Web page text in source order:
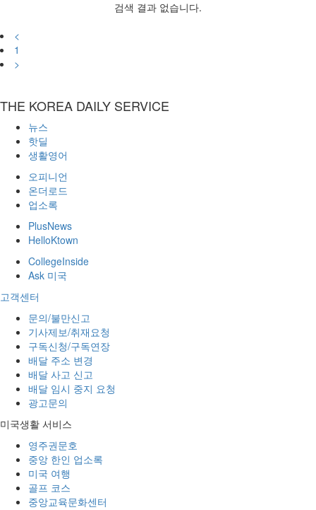
검색 결과 없습니다.
<
1
>
THE KOREA DAILY SERVICE
뉴스
핫딜
생활영어
오피니언
온더로드
업소록
PlusNews
HelloKtown
CollegeInside
Ask 미국
고객센터
문의/불만신고
기사제보/취재요청
구독신청/구독연장
배달 주소 변경
배달 사고 신고
배달 임시 중지 요청
광고문의
미국생활 서비스
영주권문호
중앙 한인 업소록
미국 여행
골프 코스
중앙교육문화센터